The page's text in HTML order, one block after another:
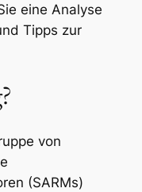
eine Analyse
Tipps zur
von
(SARMs)